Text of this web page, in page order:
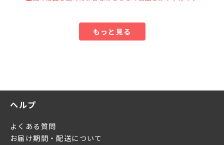
もっと見る
ヘルプ
よくある質問
お届け期間・配送について